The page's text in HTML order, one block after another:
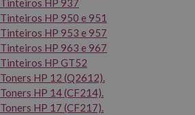
Tinteiros HP 937
Tinteiros HP 950 e 951
Tinteiros HP 953 e 957
Tinteiros HP 963 e 967
Tinteiros HP GT52
Toners HP 12 (Q2612).
Toners HP 14 (CF214).
Toners HP 17 (CF217).